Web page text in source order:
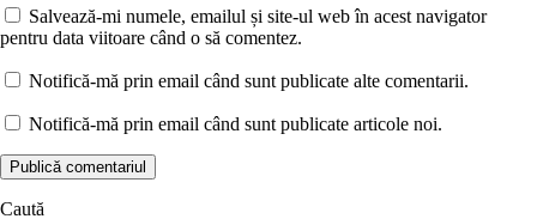
Salvează-mi numele, emailul și site-ul web în acest navigator
pentru data viitoare când o să comentez.
Notifică-mă prin email când sunt publicate alte comentarii.
Notifică-mă prin email când sunt publicate articole noi.
Caută